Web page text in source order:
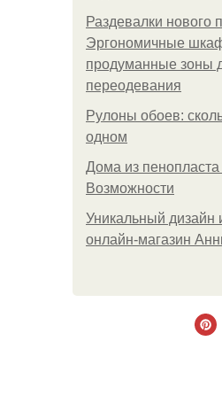
Раздевалки нового
Эргономичные
продуманные зоны
переодевания
Рулоны обоев:
одном
Дома из пенопласта
Возможности
Уникальный дизайн
онлайн-магазин